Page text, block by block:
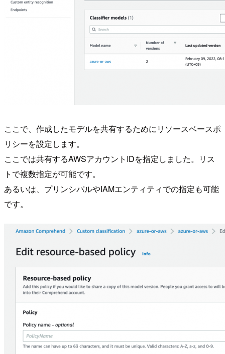
ここで、作成したモデルを共有するためにリソースベースポ
リシーを設定します。
ここでは共有するAWSアカウントIDを指定しました。リス
トで複数指定が可能です。
あるいは、プリンシパルやIAMエンティティでの指定も可能
です。